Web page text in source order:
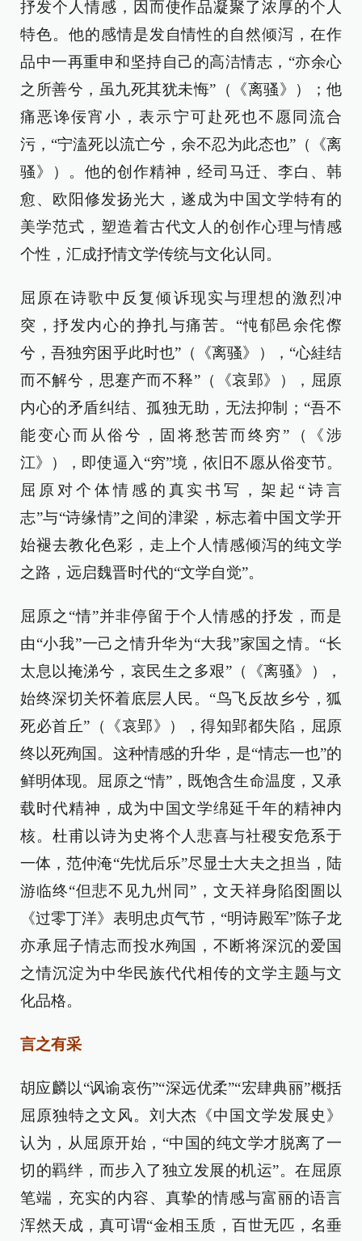
抒发个人情感，因而使作品凝聚了浓厚的个人
特色。他的感情是发自情性的自然倾泻，在作
品中一再重申和坚持自己的高洁情志，“亦余心
之所善兮，虽九死其犹未悔”（《离骚》）；他
痛恶谗佞宵小，表示宁可赴死也不愿同流合
污，“宁溘死以流亡兮，余不忍为此态也”（《离
骚》）。他的创作精神，经司马迁、李白、韩
愈、欧阳修发扬光大，遂成为中国文学特有的
美学范式，塑造着古代文人的创作心理与情感
个性，汇成抒情文学传统与文化认同。
屈原在诗歌中反复倾诉现实与理想的激烈冲
突，抒发内心的挣扎与痛苦。“忳郁邑余侘傺
兮，吾独穷困乎此时也”（《离骚》），“心絓结
而不解兮，思蹇产而不释”（《哀郢》），屈原
内心的矛盾纠结、孤独无助，无法抑制；“吾不
能变心而从俗兮，固将愁苦而终穷”（《涉
江》），即使逼入“穷”境，依旧不愿从俗变节。
屈原对个体情感的真实书写，架起“诗言
志”与“诗缘情”之间的津梁，标志着中国文学开
始褪去教化色彩，走上个人情感倾泻的纯文学
之路，远启魏晋时代的“文学自觉”。
屈原之“情”并非停留于个人情感的抒发，而是
由“小我”一己之情升华为“大我”家国之情。“长
太息以掩涕兮，哀民生之多艰”（《离骚》），
始终深切关怀着底层人民。“鸟飞反故乡兮，狐
死必首丘”（《哀郢》），得知郢都失陷，屈原
终以死殉国。这种情感的升华，是“情志一也”的
鲜明体现。屈原之“情”，既饱含生命温度，又承
载时代精神，成为中国文学绵延千年的精神内
核。杜甫以诗为史将个人悲喜与社稷安危系于
一体，范仲淹“先忧后乐”尽显士大夫之担当，陆
游临终“但悲不见九州同”，文天祥身陷囹圄以
《过零丁洋》表明忠贞气节，“明诗殿军”陈子龙
亦承屈子情志而投水殉国，不断将深沉的爱国
之情沉淀为中华民族代代相传的文学主题与文
化品格。
言之有采
胡应麟以“讽谕哀伤”“深远优柔”“宏肆典丽”概括
屈原独特之文风。刘大杰《中国文学发展史》
认为，从屈原开始，“中国的纯文学才脱离了一
切的羁绊，而步入了独立发展的机运”。在屈原
笔端，充实的内容、真挚的情感与富丽的语言
浑然天成，真可谓“金相玉质，百世无匹，名垂